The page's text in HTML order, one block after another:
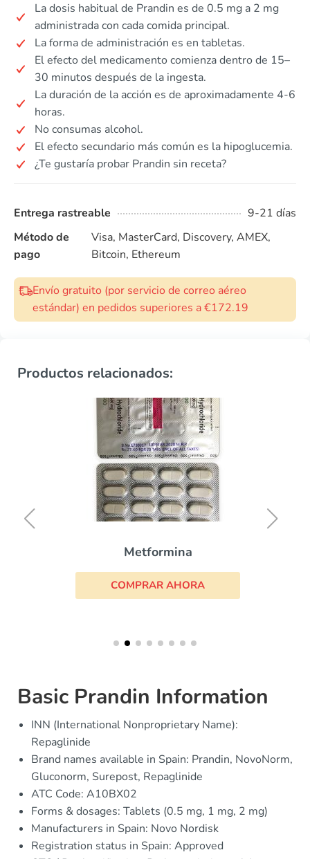
La dosis habitual de Prandin es de 0.5 mg a 2 mg
administrada con cada comida principal.
La forma de administración es en tabletas.
El efecto del medicamento comienza dentro de 15–
30 minutos después de la ingesta.
La duración de la acción es de aproximadamente 4-6
horas.
No consumas alcohol.
El efecto secundario más común es la hipoglucemia.
¿Te gustaría probar Prandin sin receta?
Entrega rastreable
9-21 días
Método de
pago
Visa, MasterCard, Discovery, AMEX,
Bitcoin, Ethereum
Envío gratuito (por servicio de correo aéreo
estándar) en pedidos superiores a €172.19
Productos relacionados:
Metformina
COMPRAR AHORA
Basic Prandin Information
INN (International Nonproprietary Name):
Repaglinide
Brand names available in Spain: Prandin, NovoNorm,
Gluconorm, Surepost, Repaglinide
ATC Code: A10BX02
Forms & dosages: Tablets (0.5 mg, 1 mg, 2 mg)
Manufacturers in Spain: Novo Nordisk
Registration status in Spain: Approved